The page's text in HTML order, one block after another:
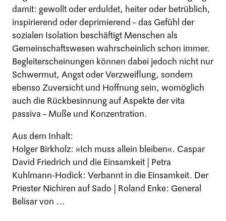
damit: gewollt oder erduldet, heiter oder betrüblich,
inspirierend oder deprimierend – das Gefühl der
sozialen Isolation beschäftigt Menschen als
Gemeinschaftswesen wahrscheinlich schon immer.
Begleiterscheinungen können dabei jedoch nicht nur
Schwermut, Angst oder Verzweiflung, sondern
ebenso Zuversicht und Hoffnung sein, womöglich
auch die Rückbesinnung auf Aspekte der vita
passiva – Muße und Konzentration.
Aus dem Inhalt:
Holger Birkholz: »Ich muss allein bleiben«. Caspar
David Friedrich und die Einsamkeit | Petra
Kuhlmann-Hodick: Verbannt in die Einsamkeit. Der
Priester Nichiren auf Sado | Roland Enke: General
Belisar von ...